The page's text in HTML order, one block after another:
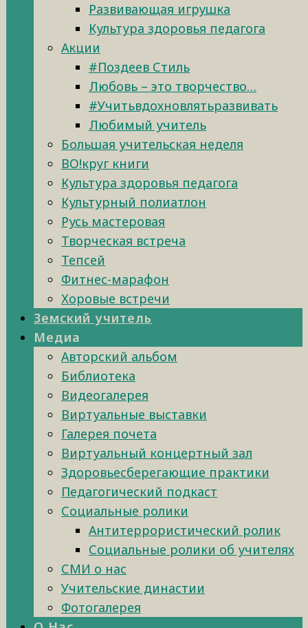
Развивающая игрушка
Культура здоровья педагога
Акции
#Поздеев Стиль
Любовь – это творчество…
#Учитьвдохновлятьразвивать
Любимый учитель
Большая учительская неделя
ВО!круг книги
Культура здоровья педагога
Культурный полиатлон
Русь мастеровая
Творческая встреча
Тепсей
Фитнес-марафон
Хоровые встречи
Земский учитель
Медиа
Авторский альбом
Библиотека
Видеогалерея
Виртуальные выставки
Галерея почета
Виртуальный концертный зал
Здоровьесберегающие практики
Педагогический подкаст
Социальные ролики
Антитеррористический ролик
Социальные ролики об учителях
СМИ о нас
Учительские династии
Фотогалерея